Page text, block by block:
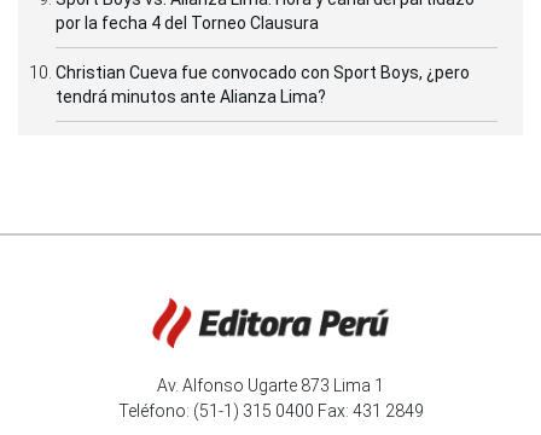
por la fecha 4 del Torneo Clausura
Christian Cueva fue convocado con Sport Boys, ¿pero
tendrá minutos ante Alianza Lima?
Av. Alfonso Ugarte 873 Lima 1
Teléfono: (51-1) 315 0400 Fax: 431 2849